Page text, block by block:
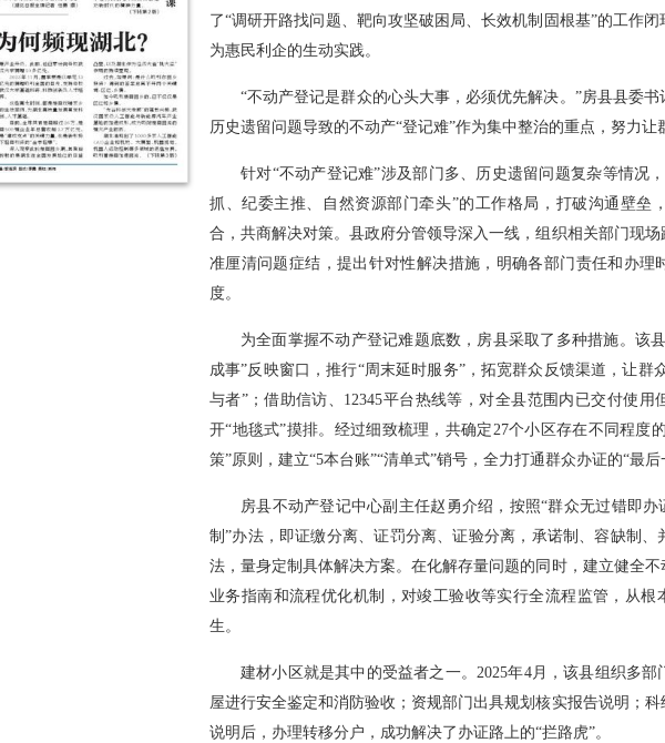
了“调研开路找问题、靶向攻坚破困局、长效机制固根基”的工作
为惠民利企的生动实践。
“不动产登记是群众的心头大事，必须优先解决。”房县县委
历史遗留问题导致的不动产“登记难”作为集中整治的重点，努力让
针对“不动产登记难”涉及部门多、历史遗留问题复杂等情况
抓、纪委主推、自然资源部门牵头”的工作格局，打破沟通壁垒
合，共商解决对策。县政府分管领导深入一线，组织相关部门现
准厘清问题症结，提出针对性解决措施，明确各部门责任和办理
度。
为全面掌握不动产登记难题底数，房县采取了多种措施。该
成事”反映窗口，推行“周末延时服务”，拓宽群众反馈渠道，让群
与者”；借助信访、12345平台热线等，对全县范围内已交付使用
开“地毯式”摸排。经过细致梳理，共确定27个小区存在不同程度
策”原则，建立“5本台账”“清单式”销号，全力打通群众办证的“最后
房县不动产登记中心副主任赵勇介绍，按照“群众无过错即办
制”办法，即证缴分离、证罚分离、证验分离，承诺制、容缺制
法，量身定制具体解决方案。在化解存量问题的同时，建立健全不
业务指南和流程优化机制，对竣工验收等实行全流程监管，从根
生。
建材小区就是其中的受益者之一。2025年4月，该县组织多
屋进行安全鉴定和消防验收；资规部门出具规划核实报告说明；
说明后，办理转移分户，成功解决了办证路上的“拦路虎”。